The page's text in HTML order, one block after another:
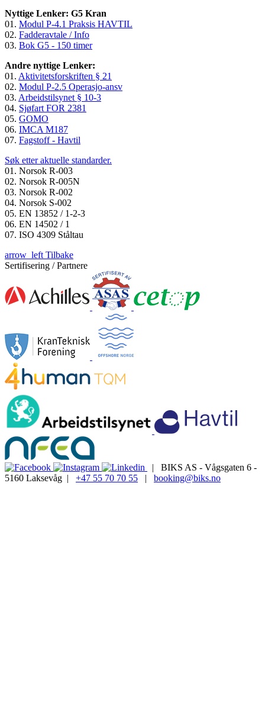
Nyttige Lenker: G5 Kran
01. Modul P-4.1 Praksis HAVTIL
02. Fadderavtale / Info
03. Bok G5 - 150 timer
Andre nyttige Lenker:
01. Aktivitetsforskriften § 21
02. Modul P-2.5 Operasjo-ansv
03. Arbeidstilsynet § 10-3
04. Sjøfart FOR 2381
05. GOMO
06. IMCA M187
07. Fagstoff - Havtil
Søk etter aktuelle standarder.
01. Norsok R-003
02. Norsok R-005N
03. Norsok R-002
04. Norsok S-002
05. EN 13852 / 1-2-3
06. EN 14502 / 1
07. ISO 4309 Ståltau
arrow_leftTilbake
Sertifisering / Partnere
| BIKS AS - Vågsgaten 6 -
5160 Laksevåg | +47 55 70 70 55 | booking@biks.no